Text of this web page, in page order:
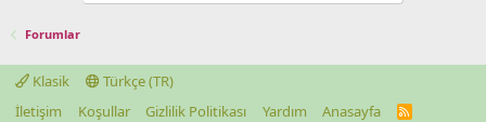
Forumlar
Klasik
Türkçe (TR)
İletişim
Koşullar Gizlilik Politikası Yardım Anasayfa
R